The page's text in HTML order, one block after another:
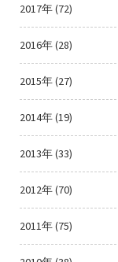
2017年 (72)
2016年 (28)
2015年 (27)
2014年 (19)
2013年 (33)
2012年 (70)
2011年 (75)